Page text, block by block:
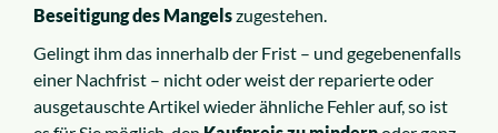
Beseitigung des Mangelszugestehen.
Gelingt ihm das innerhalb der Frist – und gegebenenfalls
einer Nachfrist – nicht oder weist der reparierte oder
ausgetauschte Artikel wieder ähnliche Fehler auf, so ist